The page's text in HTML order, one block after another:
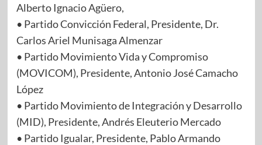
Alberto Ignacio Agüero,
• Partido Convicción Federal, Presidente, Dr.
Carlos Ariel Munisaga Almenzar
• Partido Movimiento Vida y Compromiso
(MOVICOM), Presidente, Antonio José Camacho
López
• Partido Movimiento de Integración y Desarrollo
(MID), Presidente, Andrés Eleuterio Mercado
• Partido Igualar, Presidente, Pablo Armando